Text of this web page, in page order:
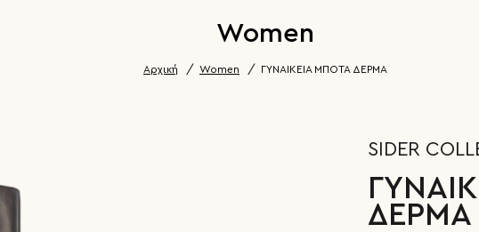
Women
Αρχική Women ΓΥΝΑΙΚΕΙΑ ΜΠΟΤΑ ΔΕΡΜΑ
SIDER
ΔΕΡΜΑ